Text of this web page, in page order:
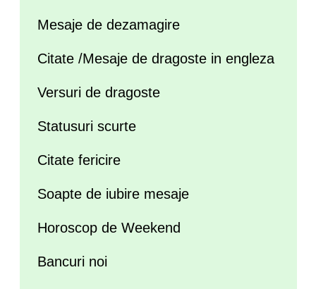
Mesaje de dezamagire
Citate /Mesaje de dragoste in engleza
Versuri de dragoste
Statusuri scurte
Citate fericire
Soapte de iubire mesaje
Horoscop de Weekend
Bancuri noi